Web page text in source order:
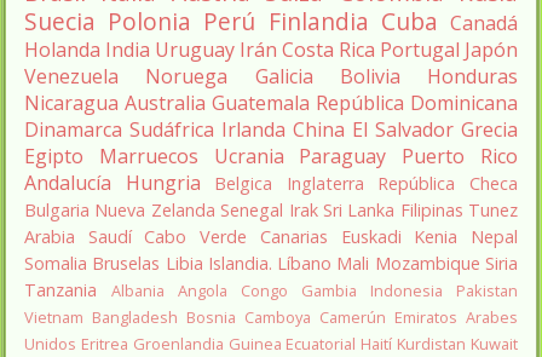
Suecia Polonia Perú Finlandia Cuba Canadá
Holanda India Uruguay Irán Costa Rica Portugal Japón
Venezuela
Noruega Galicia Bolivia
Honduras
Nicaragua Australia Guatemala República Dominicana
Dinamarca Sudáfrica Irlanda China El Salvador Grecia
Egipto
Marruecos Ucrania Paraguay
Puerto Rico
Andalucía
Hungria Belgica Inglaterra
República Checa
Bulgaria Nueva Zelanda Senegal Irak Sri Lanka Filipinas Tunez
Arabia Saudí Cabo Verde Canarias Euskadi Kenia
Nepal
Somalia Bruselas Libia Islandia. Líbano Mali Mozambique Siria
Tanzania
Albania Angola Congo Gambia Indonesia
Pakistan
Vietnam Bangladesh Bosnia Camboya Camerún Emiratos Arabes
Unidos Eritrea Groenlandia Guinea Ecuatorial Haití Kurdistan Kuwait